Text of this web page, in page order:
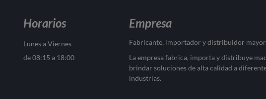
Horarios
Lunes a Viernes
de 08:15 a 18:00
Empresa
Fabricante, importador y distribuidor
La empresa fabrica, importa y distribuye
brindar soluciones de alta calidad a
industrias.